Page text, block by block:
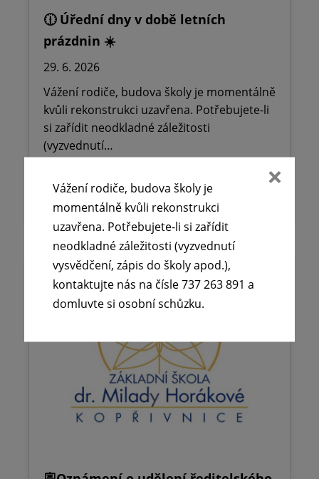
🕧 Úřední dny v době letních
prázdnin ☀️
29. 6. 2026
Vážení rodiče, budova školy je momentálně
kvůli rekonstrukci uzavřena. Potřebujete-li
si zařídit neodkladné záležitosti
(vyzvednutí…
Číst více
Vážení rodiče, budova školy je
momentálně kvůli rekonstrukci
uzavřena. Potřebujete-li si zařídit
neodkladné záležitosti (vyzvednutí
vysvědčení, zápis do školy apod.),
kontaktujte nás na čísle 737 263 891 a
domluvte si osobní schůzku.